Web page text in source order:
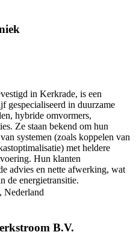
in Kerkrade, is een
gespecialiseerd in duurzame
hybride omvormers,
Ze staan bekend om hun
systemen (zoals koppelen van
met heldere
Hun klanten
advies en nette afwerking, wat
de energietransitie.
Nederland
B.V.